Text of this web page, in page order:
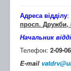
Адреса відділу:
просп. Дружби,
Начальник
Телефон: 2-09-06
E-mail